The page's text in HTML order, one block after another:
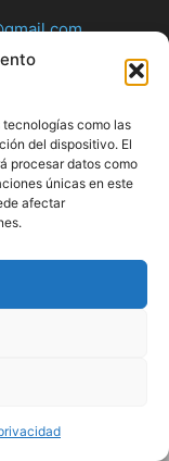
como las
del dispositivo. El
procesar datos como
únicas en este
afectar